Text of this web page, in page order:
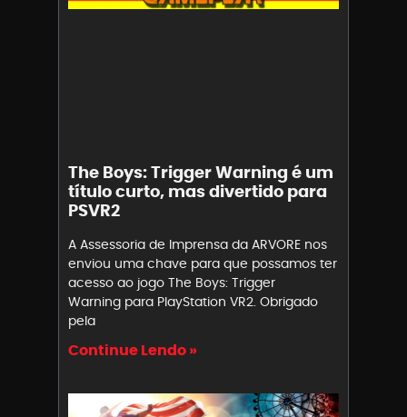
The Boys: Trigger Warning é um
título curto, mas divertido para
PSVR2
A Assessoria de Imprensa da ARVORE nos
enviou uma chave para que possamos ter
acesso ao jogo The Boys: Trigger
Warning para PlayStation VR2. Obrigado
pela
Continue Lendo »